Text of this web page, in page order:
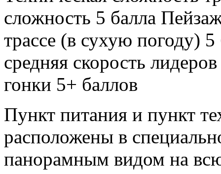
сложность 5 балла
трассе (в сухую погоду)
средняя скорость
гонки 5+ баллов
Пункт питания и пункт
расположены в
панорамным видом на